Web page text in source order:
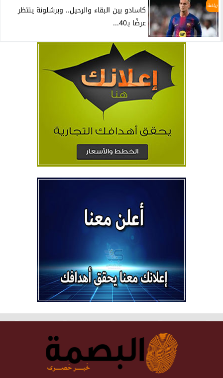
رياضة
كاسادو بين البقاء والرحيل.. وبرشلونة ينتظر
عرضًا بـ40...